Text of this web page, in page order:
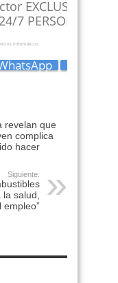
revelan que
complica
hacer
Siguiente:
la salud,
empleo”